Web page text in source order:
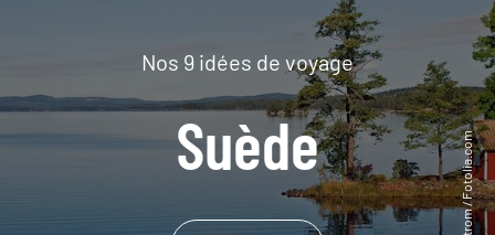
Nos 9 idées de voyage
Suède